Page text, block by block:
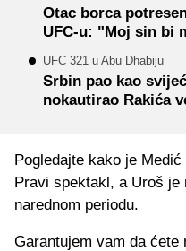
Otac borca
UFC-u: "Moj sin bi
UFC 321 u Abu Dhabiju
Srbin pao kao
nokautirao Rakića
Pogledajte kako je
Pravi spektakl, a Uroš je
narednom periodu.
Garantujem vam da ćete